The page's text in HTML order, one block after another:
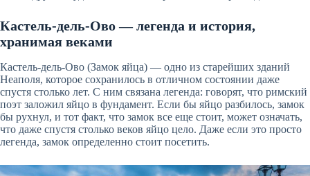
Кастель-дель-Ово — легенда и история,
хранимая веками
Кастель-дель-Ово (Замок яйца) — одно из старейших зданий
Неаполя, которое сохранилось в отличном состоянии даже
спустя столько лет. С ним связана легенда: говорят, что римский
поэт заложил яйцо в фундамент. Если бы яйцо разбилось, замок
бы рухнул, и тот факт, что замок все еще стоит, может означать,
что даже спустя столько веков яйцо цело. Даже если это просто
легенда, замок определенно стоит посетить.